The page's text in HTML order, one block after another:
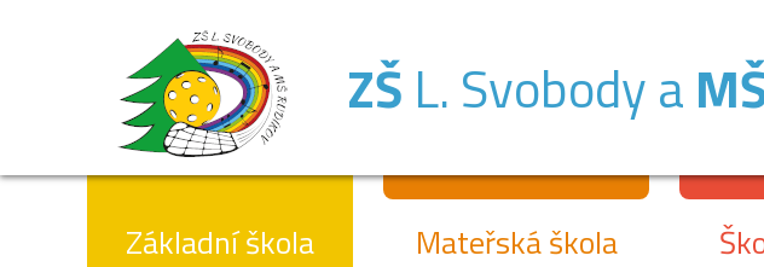
ZŠ L. Svobody a
Základní škola Mateřská škola